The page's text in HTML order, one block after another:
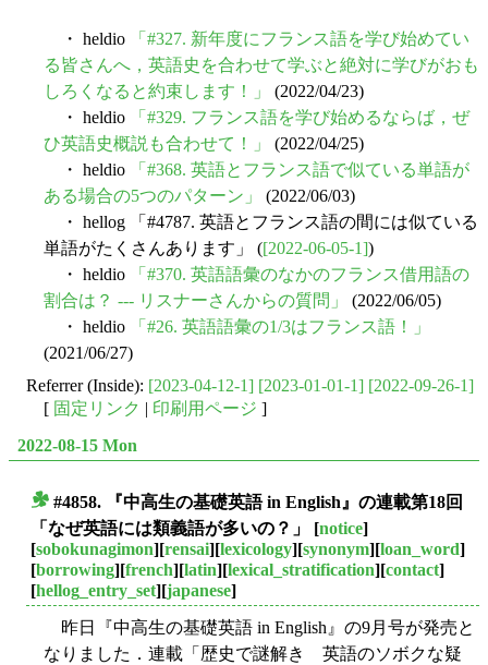
・ heldio
「#327. 新年度にフランス語を学び始めてい
る皆さんへ，英語史を合わせて学ぶと絶対に学びがおも
しろくなると約束します！」
(2022/04/23)
・ heldio
「#329. フランス語を学び始めるならば，ぜ
ひ英語史概説も合わせて！」
(2022/04/25)
・ heldio
「#368. 英語とフランス語で似ている単語が
ある場合の5つのパターン」
(2022/06/03)
・ hellog 「#4787. 英語とフランス語の間には似ている
単語がたくさんあります」 ([2022-06-05-1])
・ heldio
「#370. 英語語彙のなかのフランス借用語の
割合は？ --- リスナーさんからの質問」
(2022/06/05)
・ heldio
「#26. 英語語彙の1/3はフランス語！」
(2021/06/27)
Referrer (Inside): [2023-04-12-1] [2023-01-01-1] [2022-09-26-1]
[ 固定リンク | 印刷用ページ ]
2022-08-15 Mon
#4858. 『中高生の基礎英語 in English』の連載第18回
「なぜ英語には類義語が多いの？」
[notice]
[sobokunagimon][rensai][lexicology][synonym][loan_word]
[borrowing][french][latin][lexical_stratification][contact]
[hellog_entry_set][japanese]
昨日『中高生の基礎英語 in English』の9月号が発売と
なりました．連載「歴史で謎解き 英語のソボクな疑